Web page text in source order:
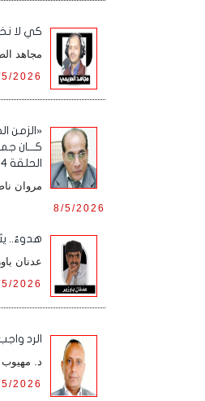
كي لا
مجاهد
2026
«الزمن
كـــان
الحلقة 154
مروان
8/5/2026
هدوءٌ..
عدنان
2026
الرد
د. مهيوب
2026